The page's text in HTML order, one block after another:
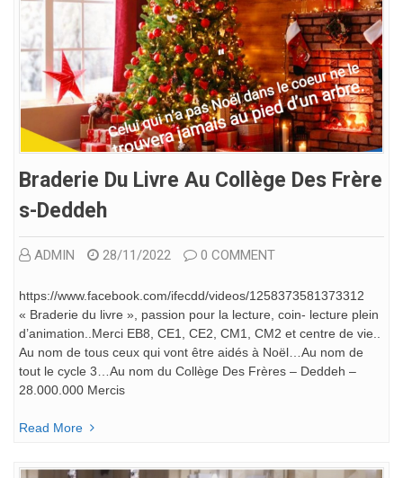
Braderie Du Livre Au Collège Des Frère
S-Deddeh
ADMIN 28/11/2022 0 COMMENT
https://www.facebook.com/ifecdd/videos/1258373581373312
« Braderie du livre », passion pour la lecture, coin- lecture plein
d’animation..Merci EB8, CE1, CE2, CM1, CM2 et centre de vie..
Au nom de tous ceux qui vont être aidés à Noël…Au nom de
tout le cycle 3…Au nom du Collège Des Frères – Deddeh –
28.000.000 Mercis
Read More